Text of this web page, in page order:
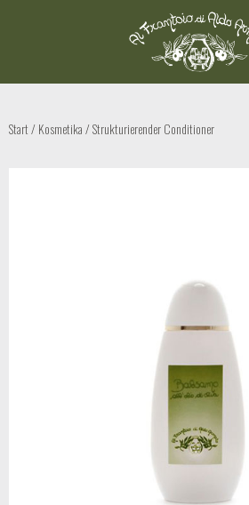
Start/Kosmetika/ Strukturierender Conditioner